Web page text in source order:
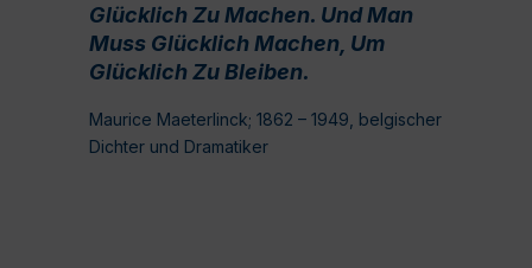
Glücklich Zu Machen. Und Man
Muss Glücklich Machen, Um
Glücklich Zu Bleiben.
Maurice Maeterlinck; 1862 – 1949, belgischer
Dichter und Dramatiker